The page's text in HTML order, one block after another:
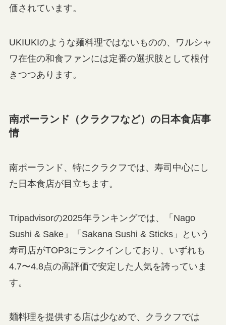
価されています。
UKIUKIのような麺料理ではないものの、ワルシャ
ワ在住の和食ファンには定番の選択肢として根付
きつつあります。
南ポーランド（クラクフなど）の日本食店事
情
南ポーランド、特にクラクフでは、寿司中心にし
た日本食店が目立ちます。
Tripadvisorの2025年ランキングでは、「Nago
Sushi & Sake」「Sakana Sushi & Sticks」という
寿司店がTOP3にランクインしており、いずれも
4.7〜4.8点の高評価で安定した人気を誇っていま
す。
麺料理を提供する店は少なめで、クラクフでは